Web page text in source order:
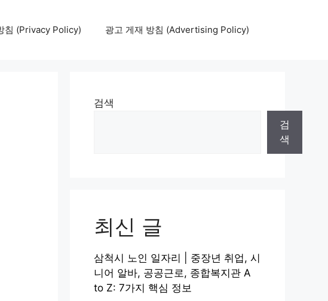
침 (Privacy Policy) 광고 게재 방침 (Advertising Policy)
검색
검
색
최신 글
삼척시 노인 일자리 | 중장년 취업, 시
니어 알바, 공공근로, 종합복지관 A
to Z: 7가지 핵심 정보